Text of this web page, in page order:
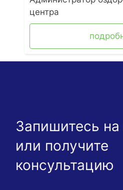
центра
Запишитесь на
или получите
консультацию